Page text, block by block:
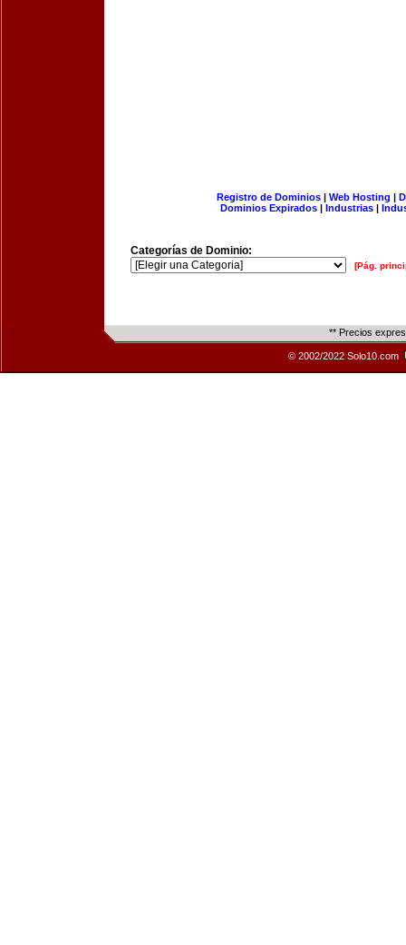
Registro de Dominios| Web Hosting |
Dominios Expirados | Industrias |
Categorías de Dominio:
[Pág.
** Precios
© 2002/2022 Solo10.com